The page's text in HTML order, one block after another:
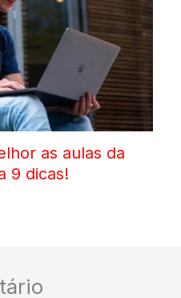
as aulas da
9 dicas!